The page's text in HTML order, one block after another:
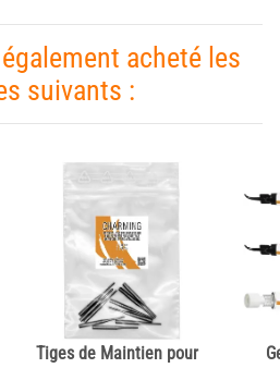
acheté les
suivants :
Tiges de Maintien pour